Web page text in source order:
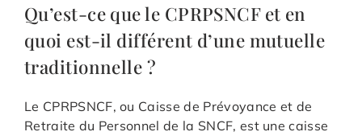
Qu’est-ce que le CPRPSNCF et en
quoi est-il différent d’une mutuelle
traditionnelle ?
Le CPRPSNCF, ou Caisse de Prévoyance et de
Retraite du Personnel de la SNCF, est une caisse